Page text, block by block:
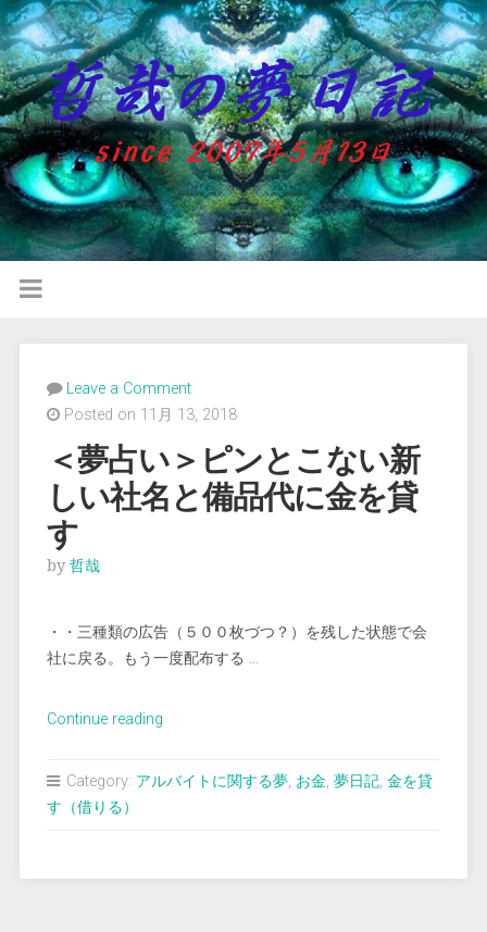
Leave a Comment
Posted on 11月 13, 2018
＜夢占い＞ピンとこない新
しい社名と備品代に金を貸
す
by 哲哉
・・三種類の広告（５００枚づつ？）を残した状態で会
社に戻る。もう一度配布する …
Continue reading“＜
ン
Category: アルバイトに関する夢, お金, 夢日記, 金を貸
す（借りる）